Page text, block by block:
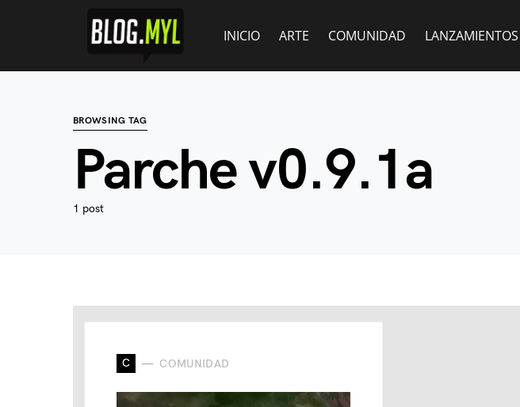
INICIO ARTE COMUNIDAD LANZAMIENTOS
BROWSING TAG
Parche v0.9.1a
1 post
C COMUNIDAD